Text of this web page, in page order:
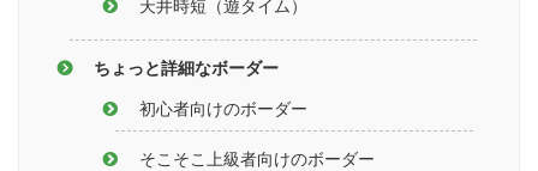
天井時短（遊タイム）
ちょっと詳細なボーダー
初心者向けのボーダー
そこそこ上級者向けのボーダー